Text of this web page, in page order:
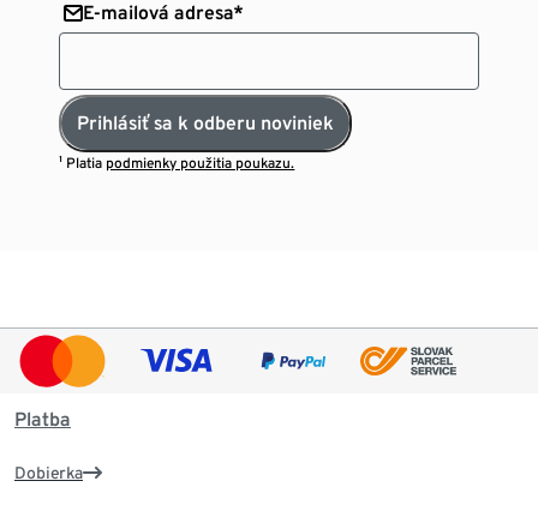
E-mailová adresa*
Prihlásiť sa k odberu noviniek
¹ Platia podmienky použitia poukazu.
Platba
Dobierka